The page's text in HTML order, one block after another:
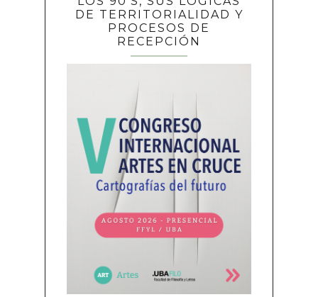
DE TERRITORIALIDAD Y
PROCESOS DE
RECEPCIÓN